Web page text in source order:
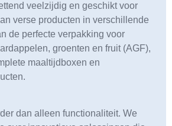
veelzijdig en geschikt voor
verse producten in verschillende
de perfecte verpakking voor
groenten en fruit (AGF),
maaltijdboxen en
dan alleen functionaliteit. We